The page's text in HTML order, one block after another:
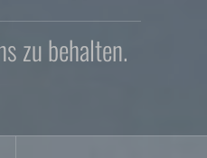
zu behalten.